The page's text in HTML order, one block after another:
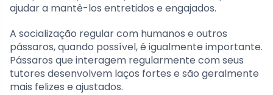
ajudar a mantê-los entretidos e engajados.
A socialização regular com humanos e outros
pássaros, quando possível, é igualmente importante.
Pássaros que interagem regularmente com seus
tutores desenvolvem laços fortes e são geralmente
mais felizes e ajustados.